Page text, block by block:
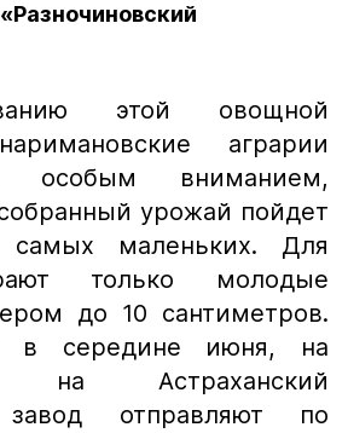
этой овощной
аграрии
особым вниманием,
урожай пойдет
самых маленьких. Для
только молодые
до 10 сантиметров.
в середине июня, на
на Астраханский
завод отправляют по